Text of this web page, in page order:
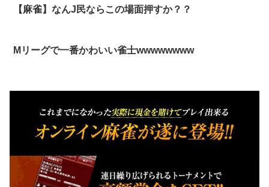
【麻雀】なんJ民ならこの場面押すか？？
Mリーグで一番かわいい雀士wwwwwwww